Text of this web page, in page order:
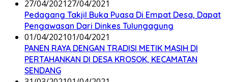
27/04/202127/04/2021
Pedagang Takjil Buka Puasa Di Empat Desa, Dapat
Pengawasan Dari Dinkes Tulungagung
01/04/202101/04/2021
PANEN RAYA DENGAN TRADISI METIK MASIH DI
PERTAHANKAN DI DESA KROSOK, KECAMATAN
SENDANG